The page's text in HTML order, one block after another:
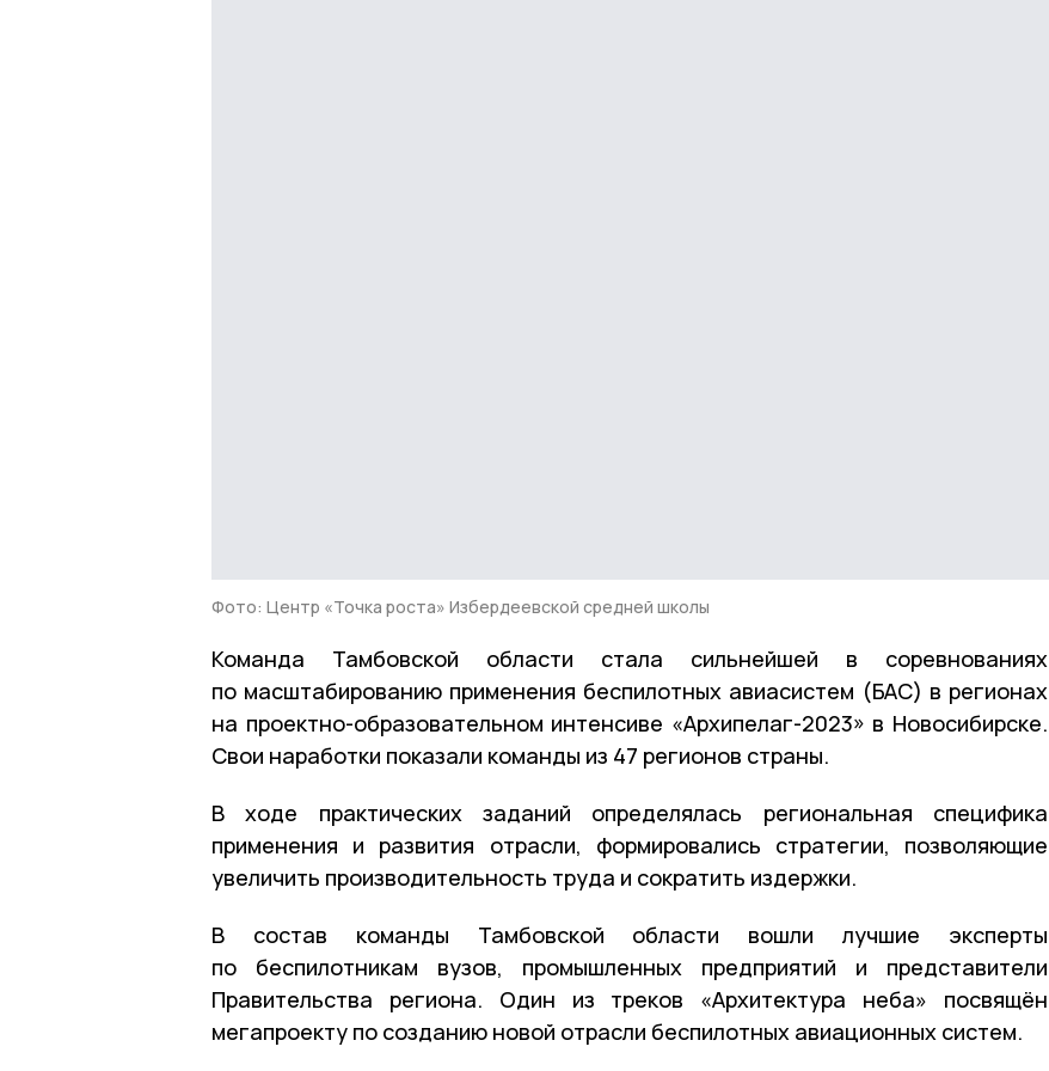
Фото: Центр «Точка роста» Избердеевской средней школы
Команда Тамбовской области стала сильнейшей в соревнованиях
по масштабированию применения беспилотных авиасистем (БАС) в регионах
на проектно-образовательном интенсиве «Архипелаг-2023» в Новосибирске.
Свои наработки показали команды из 47 регионов страны.
В ходе практических заданий определялась региональная специфика
применения и развития отрасли, формировались стратегии, позволяющие
увеличить производительность труда и сократить издержки.
В состав команды Тамбовской области вошли лучшие эксперты
по беспилотникам вузов, промышленных предприятий и представители
Правительства региона. Один из треков «Архитектура неба» посвящён
мегапроекту по созданию новой отрасли беспилотных авиационных систем.